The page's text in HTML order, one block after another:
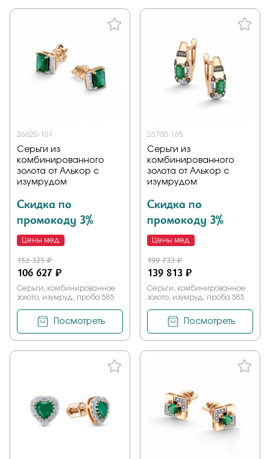
26620-101
Серьги из
комбинированного
золота от Алькор с
изумрудом
Скидка по
промокоду 3%
Цены мед
152 325 ₽
106 627 ₽
Серьги, комбинированное
золото, изумруд, проба 585
Посмотреть
26700-165
Серьги из
комбинированного
золота от Алькор с
изумрудом
Скидка по
промокоду 3%
Цены мед
199 733 ₽
139 813 ₽
Серьги, комбинированное
золото, изумруд, проба 585
Посмотреть